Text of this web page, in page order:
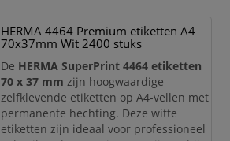
waarschuwingslabels, bewegwijzering,
omslagen en documenten die duidelijk
voorzien van tekst of beeld.
HERMA 4464 Premium etiketten A4
70x37mm Wit 2400 stuks
De HERMA SuperPrint 4464 etiketten
70 x 37 mm zijn hoogwaardige
zelfklevende etiketten op A4-vellen met
permanente hechting. Deze witte
etiketten zijn ideaal voor professioneel